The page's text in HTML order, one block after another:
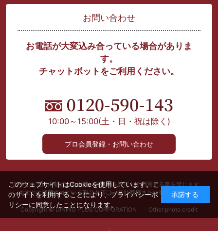
お問い合わせ
お電話が大変込み合っている場合がありま
す。
チャットボットをご利用ください。
10:00～15:00(土・日・祝は除く)
プロ会員登録・お問い合わせ
当サイト上に掲載された文章、画像等を許可なく利用する事を禁じます。
本文中に記載されている製品名等は、各社商標または登録商標です。
Copyright © DINING PLUS CORPORATION Other photo credit
このウェブサイトはCookieを使用しています。こ
のサイトを利用することにより、プライバシーポ
リシーに同意したことになります。
承諾する